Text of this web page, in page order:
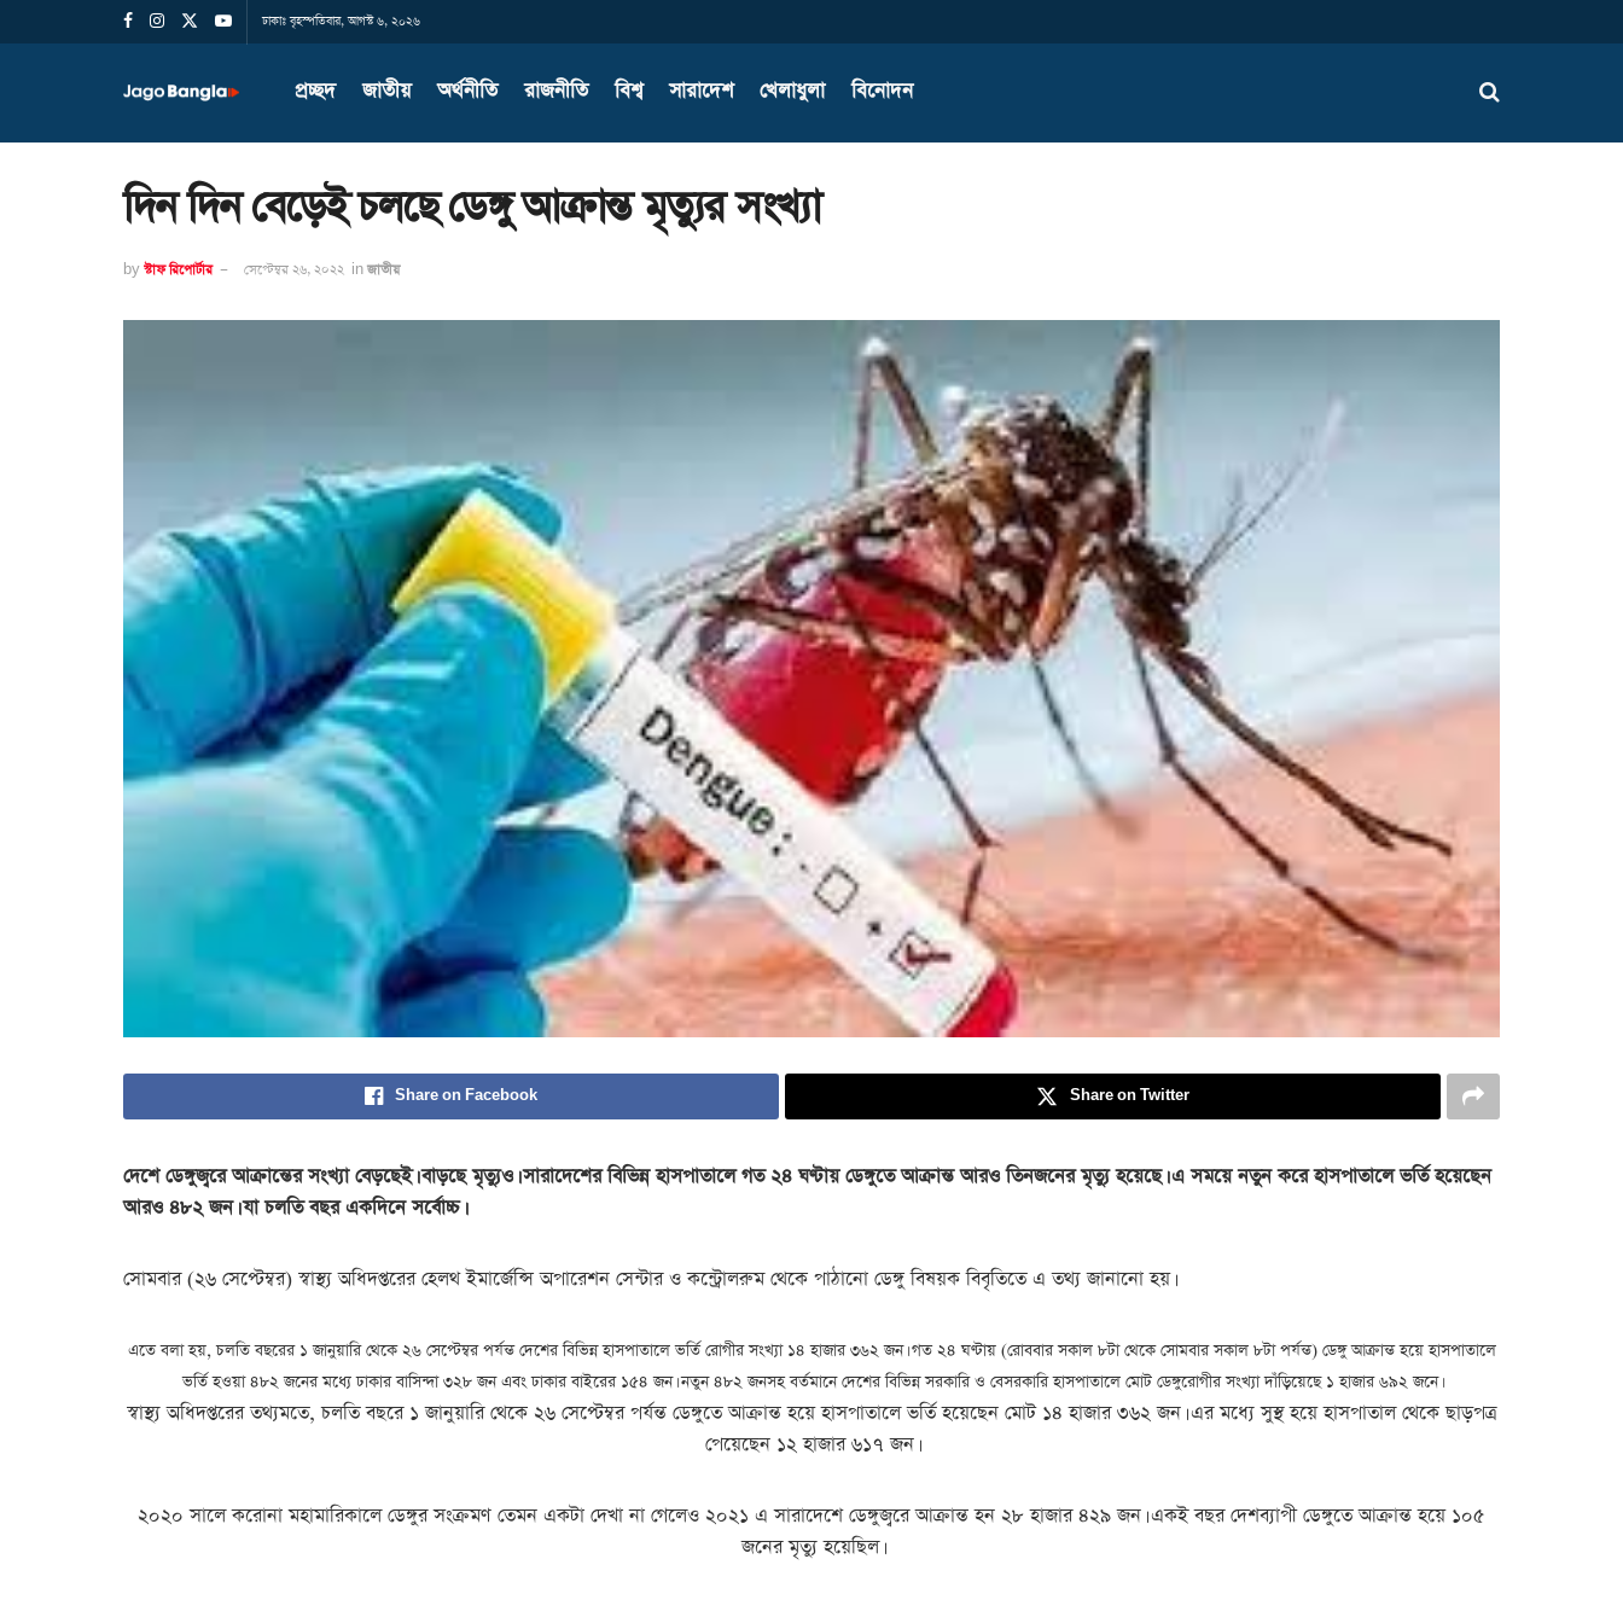
ঢাকাঃ বৃহস্পতিবার, আগস্ট ৬, ২০২৬
প্রচ্ছদ জাতীয় অর্থনীতি রাজনীতি বিশ্ব সারাদেশ খেলাধুলা বিনোদন
দিন দিন বেড়েই চলছে ডেঙ্গু আক্রান্ত মৃত্যুর সংখ্যা
by স্টাফ রিপোর্টার সেপ্টেম্বর ২৬, ২০২২ in জাতীয়
Share on Facebook Share on Twitter
দেশে ডেঙ্গুজ্বরে আক্রান্তের সংখ্যা বেড়ছেই। বাড়ছে মৃত্যুও। সারাদেশের বিভিন্ন হাসপাতালে গত ২৪ ঘণ্টায় ডেঙ্গুতে আক্রান্ত আরও তিনজনের মৃত্যু হয়েছে। এ সময়ে নতুন ক‌রে হাসপাতালে ভর্তি হয়েছেন
আরও ৪৮২ জন। যা চলতি বছর একদিনে সর্বোচ্চ।
সোমবার (২৬ সেপ্টেম্বর) স্বাস্থ্য অধিদপ্ত‌রের হেলথ ইমার্জেন্সি অপারেশন সেন্টার ও কন্ট্রোলরুম থেকে পাঠানো ডেঙ্গু বিষয়ক বিবৃতিতে এ তথ্য জানানো হয়।
এতে বলা হয়, চলতি বছরের ১ জানুয়ারি থেকে ২৬ সেপ্টেম্বর পর্যন্ত দেশের বিভিন্ন হাসপাতালে ভর্তি রোগীর সংখ্যা ১৪ হাজার ৩৬২ জন। গত ২৪ ঘণ্টায় (রোববার সকাল ৮টা থেকে সোমবার সকাল ৮টা পর্যন্ত) ডেঙ্গু আক্রান্ত হয়ে হাসপাতালে
ভর্তি হওয়া ৪৮২ জনের মধ্যে ঢাকার বাসিন্দা ৩২৮ জন এবং ঢাকার বাইরের ১৫৪ জন। নতুন ৪৮২ জনসহ বর্তমানে দেশের বিভিন্ন সরকারি ও বেসরকারি হাসপাতালে মোট ডেঙ্গুরোগীর সংখ্যা দাঁড়িয়েছে ১ হাজার ৬৯২ জনে।
স্বাস্থ্য অধিদপ্তরের তথ্যমতে, চলতি বছরে ১ জানুয়ারি থেকে ২৬ সেপ্টেম্বর পর্যন্ত ডেঙ্গুতে আক্রান্ত হয়ে হাসপাতালে ভর্তি হয়েছেন মোট ১৪ হাজার ৩৬২ জন। এর মধ্যে সুস্থ হয়ে হাসপাতাল থেকে ছাড়পত্র
পেয়েছেন ১২ হাজার ৬১৭ জন।
২০২০ সালে করোনা মহামারিকালে ডেঙ্গুর সংক্রমণ তেমন একটা দেখা না গেলেও ২০২১ এ সারাদেশে ডেঙ্গুজ্বরে আক্রান্ত হন ২৮ হাজার ৪২৯ জন। একই বছর দেশব্যাপী ডেঙ্গুতে আক্রান্ত হয়ে ১০৫
জনের মৃত্যু হয়েছিল।